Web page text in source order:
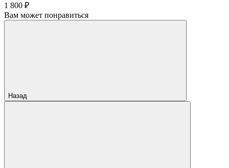
1 800 ₽
Вам может понравиться
Назад